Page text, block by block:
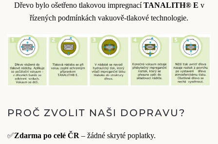
Dřevo bylo ošetřeno tlakovou impregnacíTANALITH® E v
řízených podmínkách vakuově-tlakové technologie.
PROČ ZVOLIT NAŠI DOPRAVU?
✅Zdarma po celé ČR – žádné skryté poplatky.